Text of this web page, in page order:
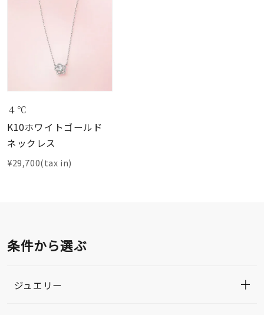
４℃
K10ホワイトゴールド
ネックレス
¥29,700(tax in)
条件から選ぶ
ジュエリー